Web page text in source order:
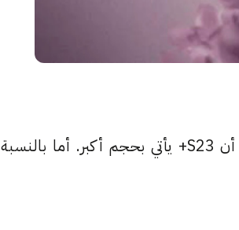
لا يختلف الهاتفين S23 و S23+ كثيرًا من حيث الشكل الخارجي فقط أن S23+ يأتي بحجم أكبر. أما بالنسبة